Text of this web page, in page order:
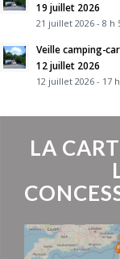
19 juillet 2026
21 juillet 2026 - 8 h
Veille camping-
12 juillet 2026
12 juillet 2026 - 17
LA